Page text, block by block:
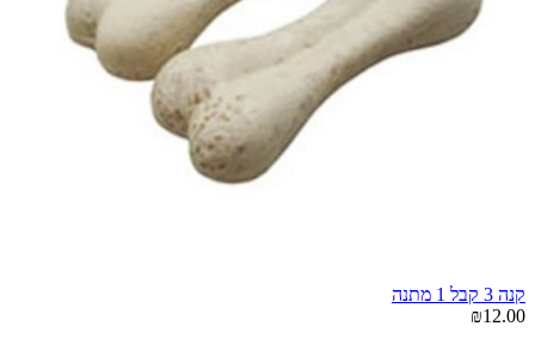
קנה 3 קבל 1 מתנה
₪12.00